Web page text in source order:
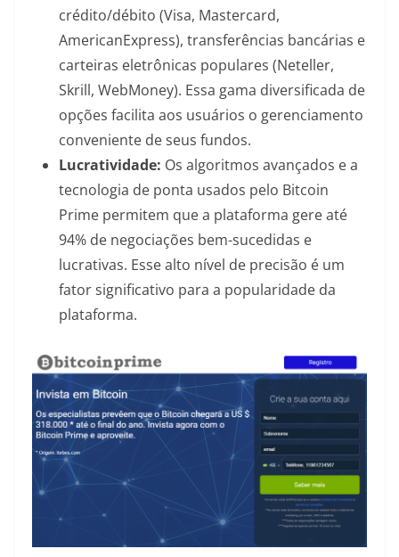
crédito/débito (Visa, Mastercard,
AmericanExpress), transferências bancárias e
carteiras eletrônicas populares (Neteller,
Skrill, WebMoney). Essa gama diversificada de
opções facilita aos usuários o gerenciamento
conveniente de seus fundos.
Lucratividade: Os algoritmos avançados e a
tecnologia de ponta usados pelo Bitcoin
Prime permitem que a plataforma gere até
94% de negociações bem-sucedidas e
lucrativas. Esse alto nível de precisão é um
fator significativo para a popularidade da
plataforma.